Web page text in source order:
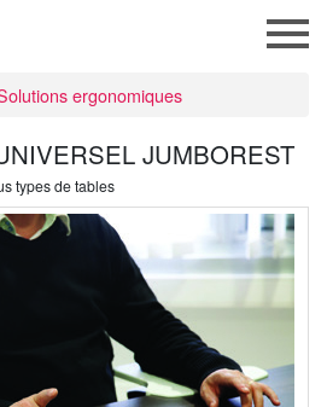
ergonomiques
JUMBOREST
types de tables